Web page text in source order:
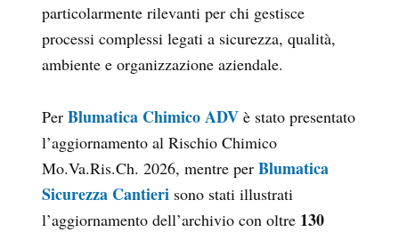
particolarmente rilevanti per chi gestisce
processi complessi legati a sicurezza, qualità,
ambiente e organizzazione aziendale.
Per Blumatica Chimico ADV è stato presentato
l’aggiornamento al Rischio Chimico
Mo.Va.Ris.Ch. 2026, mentre per Blumatica
Sicurezza Cantieri sono stati illustrati
l’aggiornamento dell’archivio con oltre 130